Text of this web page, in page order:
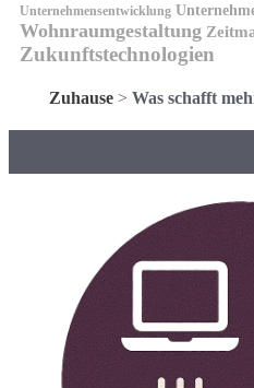
Unternehmensentwicklung
Wohnraumgestaltung
Zukunftstechnologien
Zuhause > Was schafft